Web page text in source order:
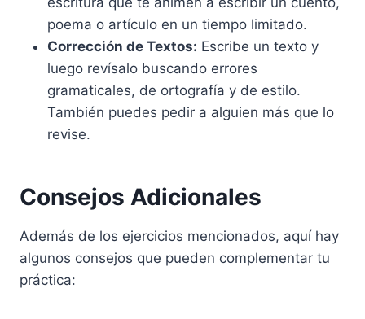
poema o artículo en un tiempo limitado.
Corrección de Textos: Escribe un texto y
luego revísalo buscando errores
gramaticales, de ortografía y de estilo.
También puedes pedir a alguien más que lo
revise.
Consejos Adicionales
Además de los ejercicios mencionados, aquí hay
algunos consejos que pueden complementar tu
práctica: